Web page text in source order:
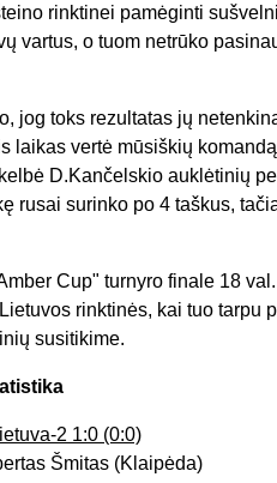
rinktinei pamėginti
vartus, o tuom netrūko
jog toks rezultatas jų
laikas vertė mūsiškių
D.Kančelskio auklėtinių
rusai surinko po 4 taškus,
Cup" turnyro finale 18
rinktinės, kai tuo tarpu
susitikime.
2 1:0 (0:0)
Šmitas (Klaipėda)